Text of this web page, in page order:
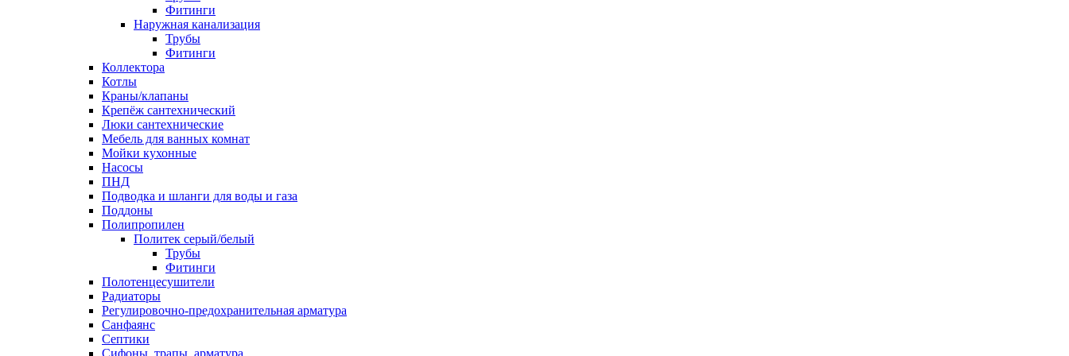
Фитинги
Наружная канализация
Трубы
Фитинги
Коллектора
Котлы
Краны/клапаны
Крепёж сантехнический
Люки сантехнические
Мебель для ванных комнат
Мойки кухонные
Насосы
ПНД
Подводка и шланги для воды и газа
Поддоны
Полипропилен
Политек серый/белый
Трубы
Фитинги
Полотенцесушители
Радиаторы
Регулировочно-предохранительная арматура
Санфаянс
Септики
Сифоны, трапы, арматура